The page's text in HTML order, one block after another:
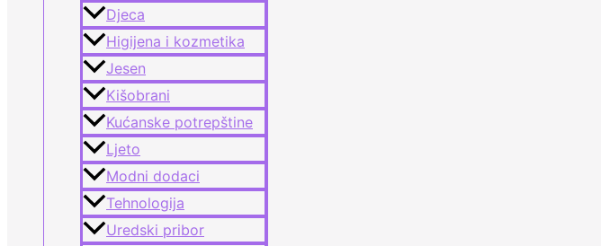
Djeca
Higijena i kozmetika
Jesen
Kišobrani
Kućanske potrepštine
Ljeto
Modni dodaci
Tehnologija
Uredski pribor